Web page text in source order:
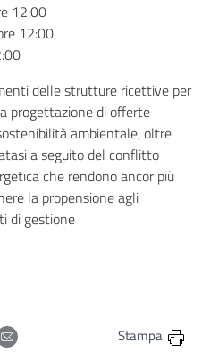
12:00
12:00
delle strutture ricettive per
progettazione di offerte
ambientale, oltre
a seguito del conflitto
che rendono ancor più
la propensione agli
di gestione
pagina su Facebook
questa pagina su Twitter
questa pagina su Linkedin
Condividi questa pagina via
Stampa